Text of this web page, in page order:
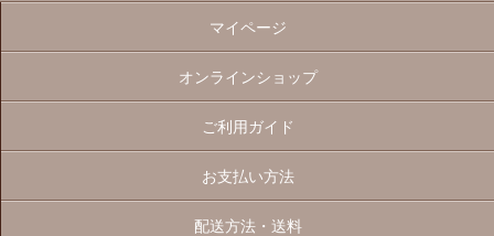
マイページ
オンラインショップ
ご利用ガイド
お支払い方法
配送方法・送料